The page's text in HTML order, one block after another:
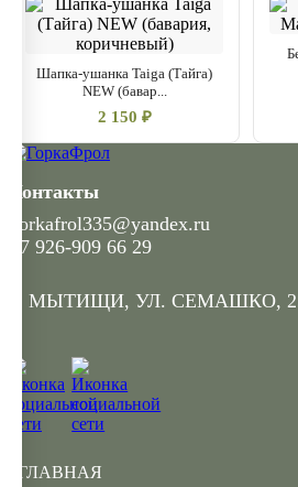
Шапка-ушанка Taiga (Тайга)
NEW (бавар...
2 150 ₽
ГЛАВНАЯ
Контакты
gorkafrol335@yandex.ru
+7 926-909 66 29
Г. МЫТИЩИ, УЛ. СЕМАШКО,